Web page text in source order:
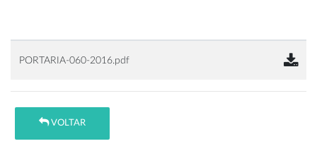
PORTARIA-060-2016.pdf
VOLTAR